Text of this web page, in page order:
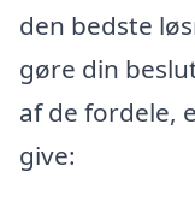
den bedste
gøre din
af de fordele,
give: